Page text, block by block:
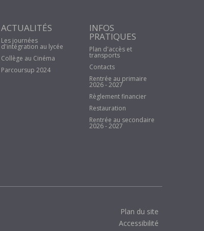
ACTUALITÉS
Les journées
d'intégration au lycée
Collège au Cinéma
Parcoursup 2024
INFOS
PRATIQUES
Plan d'accès et
transports
Contacts
Rentrée au primaire
2026 - 2027
Règlement financier
Restauration
Rentrée au secondaire
2026 - 2027
Plan du site
Accessibilité